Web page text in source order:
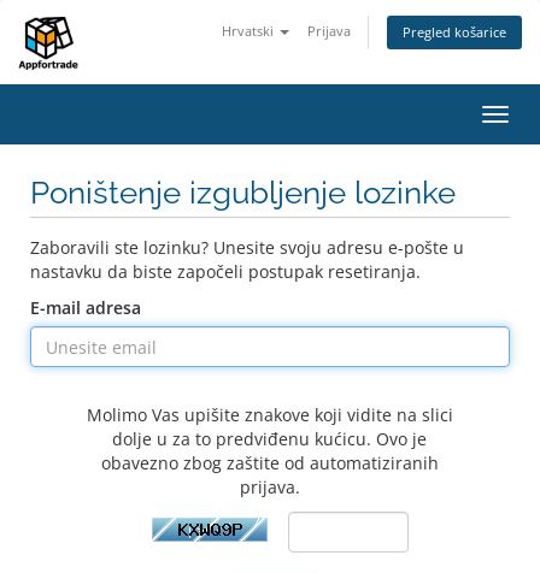
Hrvatski Prijava Pregled košarice
Poništenje izgubljenje lozinke
Zaboravili ste lozinku? Unesite svoju adresu e-pošte u
nastavku da biste započeli postupak resetiranja.
E-mail adresa
Molimo Vas upišite znakove koji vidite na slici
dolje u za to predviđenu kućicu. Ovo je
obavezno zbog zaštite od automatiziranih
prijava.